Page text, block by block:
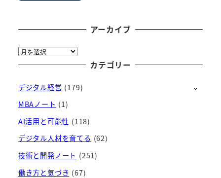
アーカイブ
ア
ー
イ
ブ
カテゴリー
デジタル経営 (179)
MBAノート (1)
AI活用と可能性 (118)
デジタル人材を育てる (62)
技術と開発ノート (251)
働き方と気づき (67)